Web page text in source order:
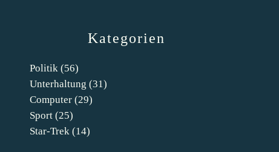
Kategorien
Politik (56)
Unterhaltung (31)
Computer (29)
Sport (25)
Star-Trek (14)